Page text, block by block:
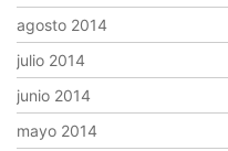
agosto 2014
julio 2014
junio 2014
mayo 2014